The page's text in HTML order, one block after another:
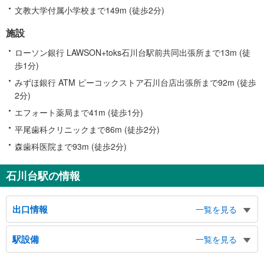
文教大学付属小学校まで149m (徒歩2分)
施設
ローソン銀行 LAWSON+toks石川台駅前共同出張所まで13m (徒
歩1分)
みずほ銀行 ATM ピーコックストア石川台店出張所まで92m (徒歩
2分)
エフォート薬局まで41m (徒歩1分)
平尾歯科クリニックまで86m (徒歩2分)
森歯科医院まで93m (徒歩2分)
石川台駅の情報
出口情報
一覧を見る
１番線ホーム
東雪谷、雪ヶ谷八幡神社
２番線ホーム
駅設備
一覧を見る